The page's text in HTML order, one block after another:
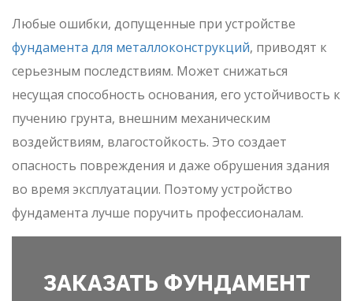
Любые ошибки, допущенные при устройстве
фундамента для металлоконструкций, приводят к
серьезным последствиям. Может снижаться
несущая способность основания, его устойчивость к
пучению грунта, внешним механическим
воздействиям, влагостойкость. Это создает
опасность повреждения и даже обрушения здания
во время эксплуатации. Поэтому устройство
фундамента лучше поручить профессионалам.
ЗАКАЗАТЬ ФУНДАМЕНТ